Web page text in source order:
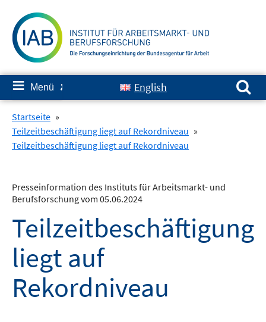
zum
Inhalt
≡ Menü ✘ English
Suchen nach:
Startseite »
Teilzeitbeschäftigung liegt auf Rekordniveau »
Teilzeitbeschäftigung liegt auf Rekordniveau
Presseinformation des Instituts für Arbeitsmarkt- und
Berufsforschung vom 05.06.2024
Teilzeitbeschäftigung
liegt auf
Rekordniveau